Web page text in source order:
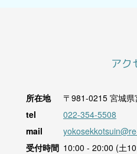
アク
所在地 〒981-0215 宮城県
tel
022-354-5508
mail
受付時間 10:00 - 20:00 (土